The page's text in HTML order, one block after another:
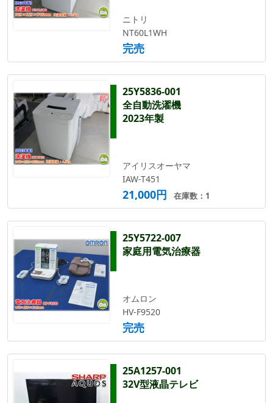
ニトリ
NT60L1WH
完売
25Y5836-001
全自動洗濯機
2023年製
アイリスオーヤマ
IAW-T451
21,000円 在庫数：1
25Y5722-007
家庭用電気治療器
オムロン
HV-F9520
完売
25A1257-001
32V型液晶テレビ